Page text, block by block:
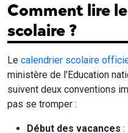
Comment lire
scolaire ?
Le calendrier scolaire
ministère de l'Education
suivent deux conventions
pas se tromper :
Début des vacances :